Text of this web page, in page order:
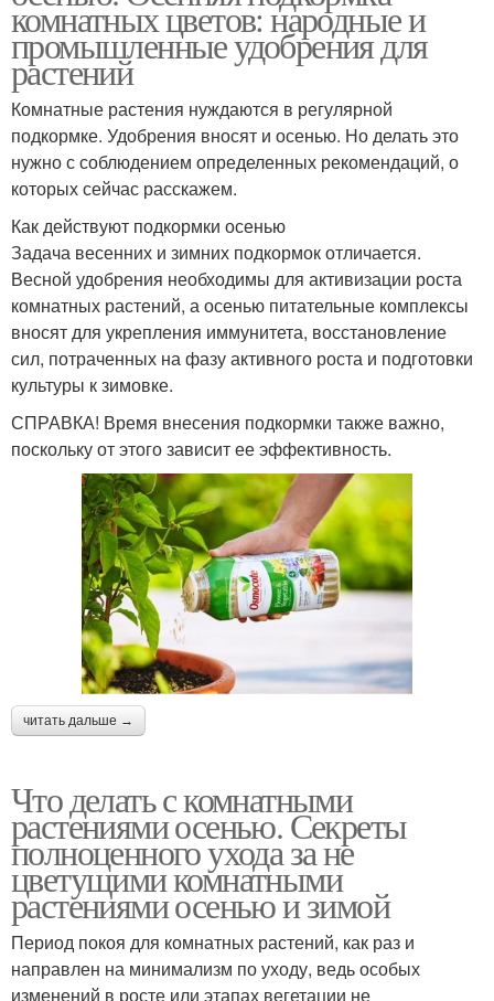
комнатных цветов: народные и
промышленные удобрения для
растений
Комнатные растения нуждаются в регулярной
подкормке. Удобрения вносят и осенью. Но делать это
нужно с соблюдением определенных рекомендаций, о
которых сейчас расскажем.
Как действуют подкормки осенью
Задача весенних и зимних подкормок отличается.
Весной удобрения необходимы для активизации роста
комнатных растений, а осенью питательные комплексы
вносят для укрепления иммунитета, восстановление
сил, потраченных на фазу активного роста и подготовки
культуры к зимовке.
СПРАВКА! Время внесения подкормки также важно,
поскольку от этого зависит ее эффективность.
читать дальше →
Что делать с комнатными
растениями осенью. Секреты
полноценного ухода за не
цветущими комнатными
растениями осенью и зимой
Период покоя для комнатных растений, как раз и
направлен на минимализм по уходу, ведь особых
изменений в росте или этапах вегетации не